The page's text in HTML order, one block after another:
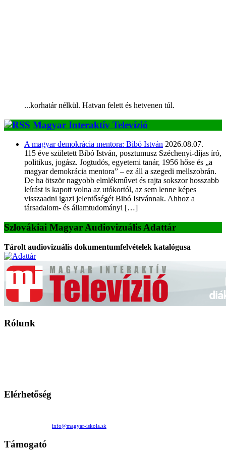
...korhatár nélkül. Hatvan felett és hetvenen túl.
Magyar Interaktív Televízió
A magyar demokrácia mentora: Bibó István 2026.08.07.
115 éve született Bibó István, posztumusz Széchenyi-díjas író,
politikus, jogász. Jogtudós, egyetemi tanár, 1956 hőse és „a
magyar demokrácia mentora” – ez áll a szegedi mellszobrán.
De ha ötször nagyobb elmlékművet és rajta sokszor hosszabb
leírást is kapott volna az utókortól, az sem lenne képes
visszaadni igazi jelentőségét Bibó Istvánnak. Ahhoz a
társadalom- és államtudományi […]
Szlovákiai Magyar Audiovizuális Adattár
Tárolt audiovizuális dokumentumfelvételek katalógusa
Rólunk
Elérhetőség
info@magyar-iskola.sk
Támogató